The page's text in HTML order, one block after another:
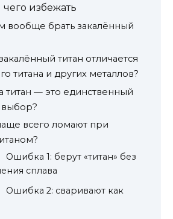
избежать
вообще брать закалённый
титан отличается
титана и других металлов?
титан — это единственный
всего ломают при
Ошибка 1: берут «титан» без
сплава
Ошибка 2: сваривают как